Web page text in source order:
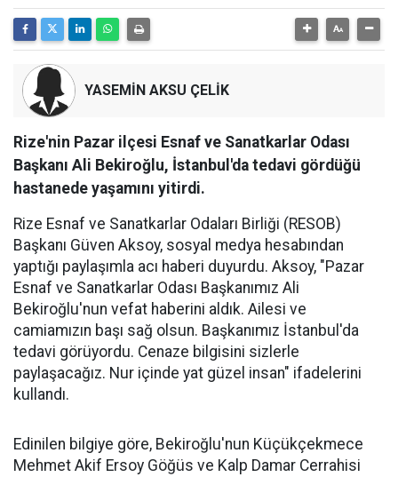
YASEMİN AKSU ÇELİK
Rize'nin Pazar ilçesi Esnaf ve Sanatkarlar Odası
Başkanı Ali Bekiroğlu, İstanbul'da tedavi gördüğü
hastanede yaşamını yitirdi.
Rize Esnaf ve Sanatkarlar Odaları Birliği (RESOB)
Başkanı Güven Aksoy, sosyal medya hesabından
yaptığı paylaşımla acı haberi duyurdu. Aksoy, "Pazar
Esnaf ve Sanatkarlar Odası Başkanımız Ali
Bekiroğlu'nun vefat haberini aldık. Ailesi ve
camiamızın başı sağ olsun. Başkanımız İstanbul'da
tedavi görüyordu. Cenaze bilgisini sizlerle
paylaşacağız. Nur içinde yat güzel insan" ifadelerini
kullandı.
Edinilen bilgiye göre, Bekiroğlu'nun Küçükçekmece
Mehmet Akif Ersoy Göğüs ve Kalp Damar Cerrahisi